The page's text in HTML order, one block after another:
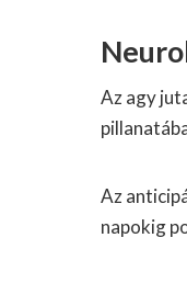
Az agy
Az
napokig